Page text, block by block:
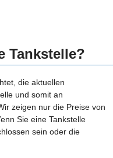
Tankstelle?
die aktuellen
und somit an
zeigen nur die Preise von
Sie eine Tankstelle
sein oder die